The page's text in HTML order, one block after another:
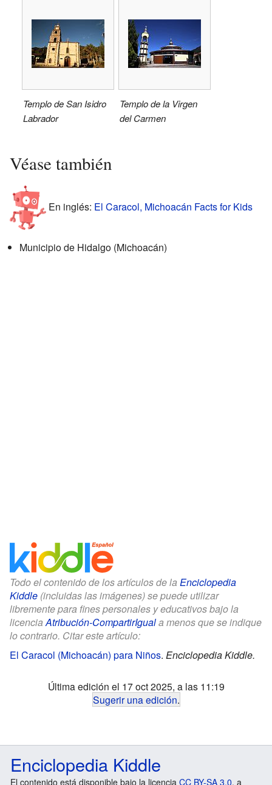
Templo de San Isidro
Labrador
Templo de la Virgen
del Carmen
Véase también
En inglés: El Caracol, Michoacán Facts for Kids
Municipio de Hidalgo (Michoacán)
Todo el contenido de los artículos de la Enciclopedia
Kiddle (incluidas las imágenes) se puede utilizar
libremente para fines personales y educativos bajo la
licenciaAtribución-CompartirIguala menos que se indique
lo contrario. Citar este artículo:
El Caracol (Michoacán) para Niños. Enciclopedia Kiddle.
Última edición el 17 oct 2025, a las 11:19
Sugerir una edición.
Enciclopedia Kiddle
El contenido está disponible bajo la licencia CC BY-SA 3.0, a